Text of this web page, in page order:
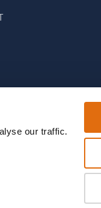
our traffic.